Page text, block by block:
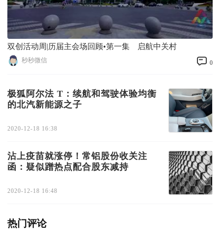
双创活动周|历届主会场回顾•第一集 启航中关村
秒秒微信 0
极狐阿尔法 T：续航和驾驶体验均衡
的北汽新能源之子
2020-12-18 16:38
沾上疫苗就涨停！常铝股份收关注
函：疑似蹭热点配合股东减持
2020-12-18 16:48
热门评论